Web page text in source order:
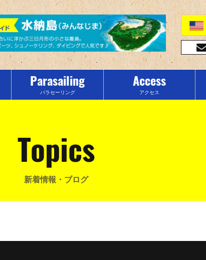
Parasailing
パラセーリング
Access
アクセス
Topics
新着情報・ブログ